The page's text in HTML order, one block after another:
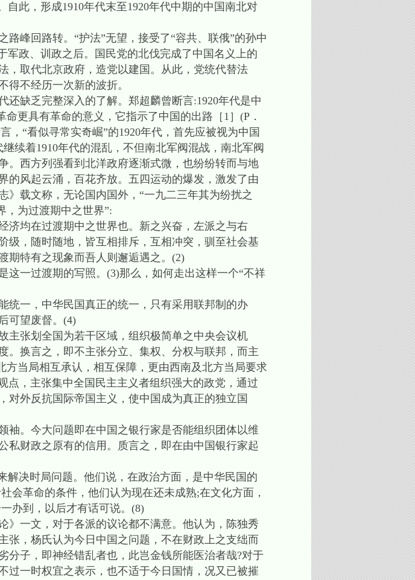
此，形成1910年代末至1920年代中期的中国南北对
峰回路转。“护法”无望，接受了“容共、联俄”的孙中
军政、训政之后。国民党的北伐完成了中国名义上的
，取代北京政府，造党以建国。从此，党统代替法
不经历一次新的波折。
缺乏完整深入的了解。郑超麟曾断言:1920年代是中
更具有革命的意义，它指示了中国的出路［1］(P．
，“看似寻常实奇崛”的1920年代，首先应被视为中国
续着1910年代的混乱，不但南北军阀混战，南北军阀
。西方列强看到北洋政府逐渐式微，也纷纷转而与地
的风起云涌，百花齐放。五四运动的爆发，激发了由
》载文称，无论国内国外，“一九二三年其为纷扰之
，为过渡期中之世界”:
均在过渡期中之世界也。新之兴奋，左派之与右
级，随时随地，皆互相排斥，互相冲突，驯至社会基
期特有之现象而吾人则邂逅遇之。(2)
一过渡期的写照。(3)那么，如何走出这样一个“不祥
一，中华民国真正的统一，只有采用联邦制的办
可望废督。(4)
张划全国为若干区域，组织极简单之中央会议机
。换言之，即不主张分立、集权、分权与联邦，而主
方当局相互承认，相互保障，更由西南及北方当局要求
点，主张集中全国民主主义者组织强大的政党，通过
对外反抗国际帝国主义，使中国成为真正的独立国
。今大问题即在中国之银行家是否能组织团体以维
私财政之原有的信用。质言之，即在由中国银行家起
决时局问题。他们说，在政治方面，是中华民国的
革命的条件，他们认为现在还未成熟;在文化方面，
办到，以后才有话可说。(8)
一文，对于各派的议论都不满意。他认为，陈独秀
张，杨氏认为今日中国之问题，不在财政上之支绌而
分子，即神经错乱者也，此岂金钱所能医治者哉?对于
过一时权宜之表示，也不适于今日国情，况又已被摧